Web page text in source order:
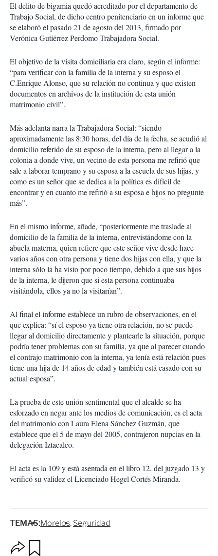
El delito de bigamia quedó acreditado por el departamento de
Trabajo Social, de dicho centro penitenciario en un informe que
se elaboró el pasado 21 de agosto del 2013, firmado por
Verónica Gutiérrez Perdomo Trabajadora Social.
El objetivo de la visita domiciliaria era claro, según el informe:
“para verificar con la familia de la interna y su esposo el
C.Enrique Alonso, que su relación no continua y que existen
documentos en archivos de la institución de esta unión
matrimonio civil”.
Más adelanta narra la Trabajadora Social: “siendo
aproximadamente las 8:30 horas, del día de la fecha, se acudió al
domicilio referido de su esposo de la interna, pero al llegar a la
colonia a donde vive, un vecino de esta persona me refirió que
sale a laborar temprano y su esposa a la escuela de sus hijas, y
como es un señor que se dedica a la política es difícil de
encontrar y en cuanto me refirió a su esposa e hijos no pregunte
más”.
En el mismo informe, añade, “posteriormente me traslade al
domicilio de la familia de la interna, entrevistándome con la
abuela materna, quien refiere que este señor vive desde hace
varios años con otra persona y tiene dos hijas con ella, y que la
interna sólo la ha visto por poco tiempo, debido a que sus hijos
de la interna, le dijeron que si esta persona continuaba
visitándola, ellos ya no la visitarían”.
Al final el informe establece un rubro de observaciones, en el
que explica: “sí el esposo ya tiene otra relación, no se puede
llegar al domicilio directamente y plantearle la situación, porque
podría tener problemas con su familia, ya que al parecer cuando
el contrajo matrimonio con la interna, ya tenía está relación pues
tiene una hija de 14 años de edad y también está casado con su
actual esposa”.
La prueba de este unión sentimental que el alcalde se ha
esforzado en negar ante los medios de comunicación, es el acta
del matrimonio con Laura Elena Sánchez Guzmán, que
establece que el 5 de mayo del 2005, contrajeron nupcias en la
delegación Iztacalco.
El acta es la 109 y está asentada en el libro 12, del juzgado 13 y
verificó su validez el Licenciado Hegel Cortés Miranda.
TEMAS:Morelos Seguridad